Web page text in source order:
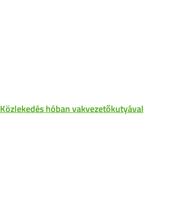
Közlekedés hóban vakvezetőkutyával